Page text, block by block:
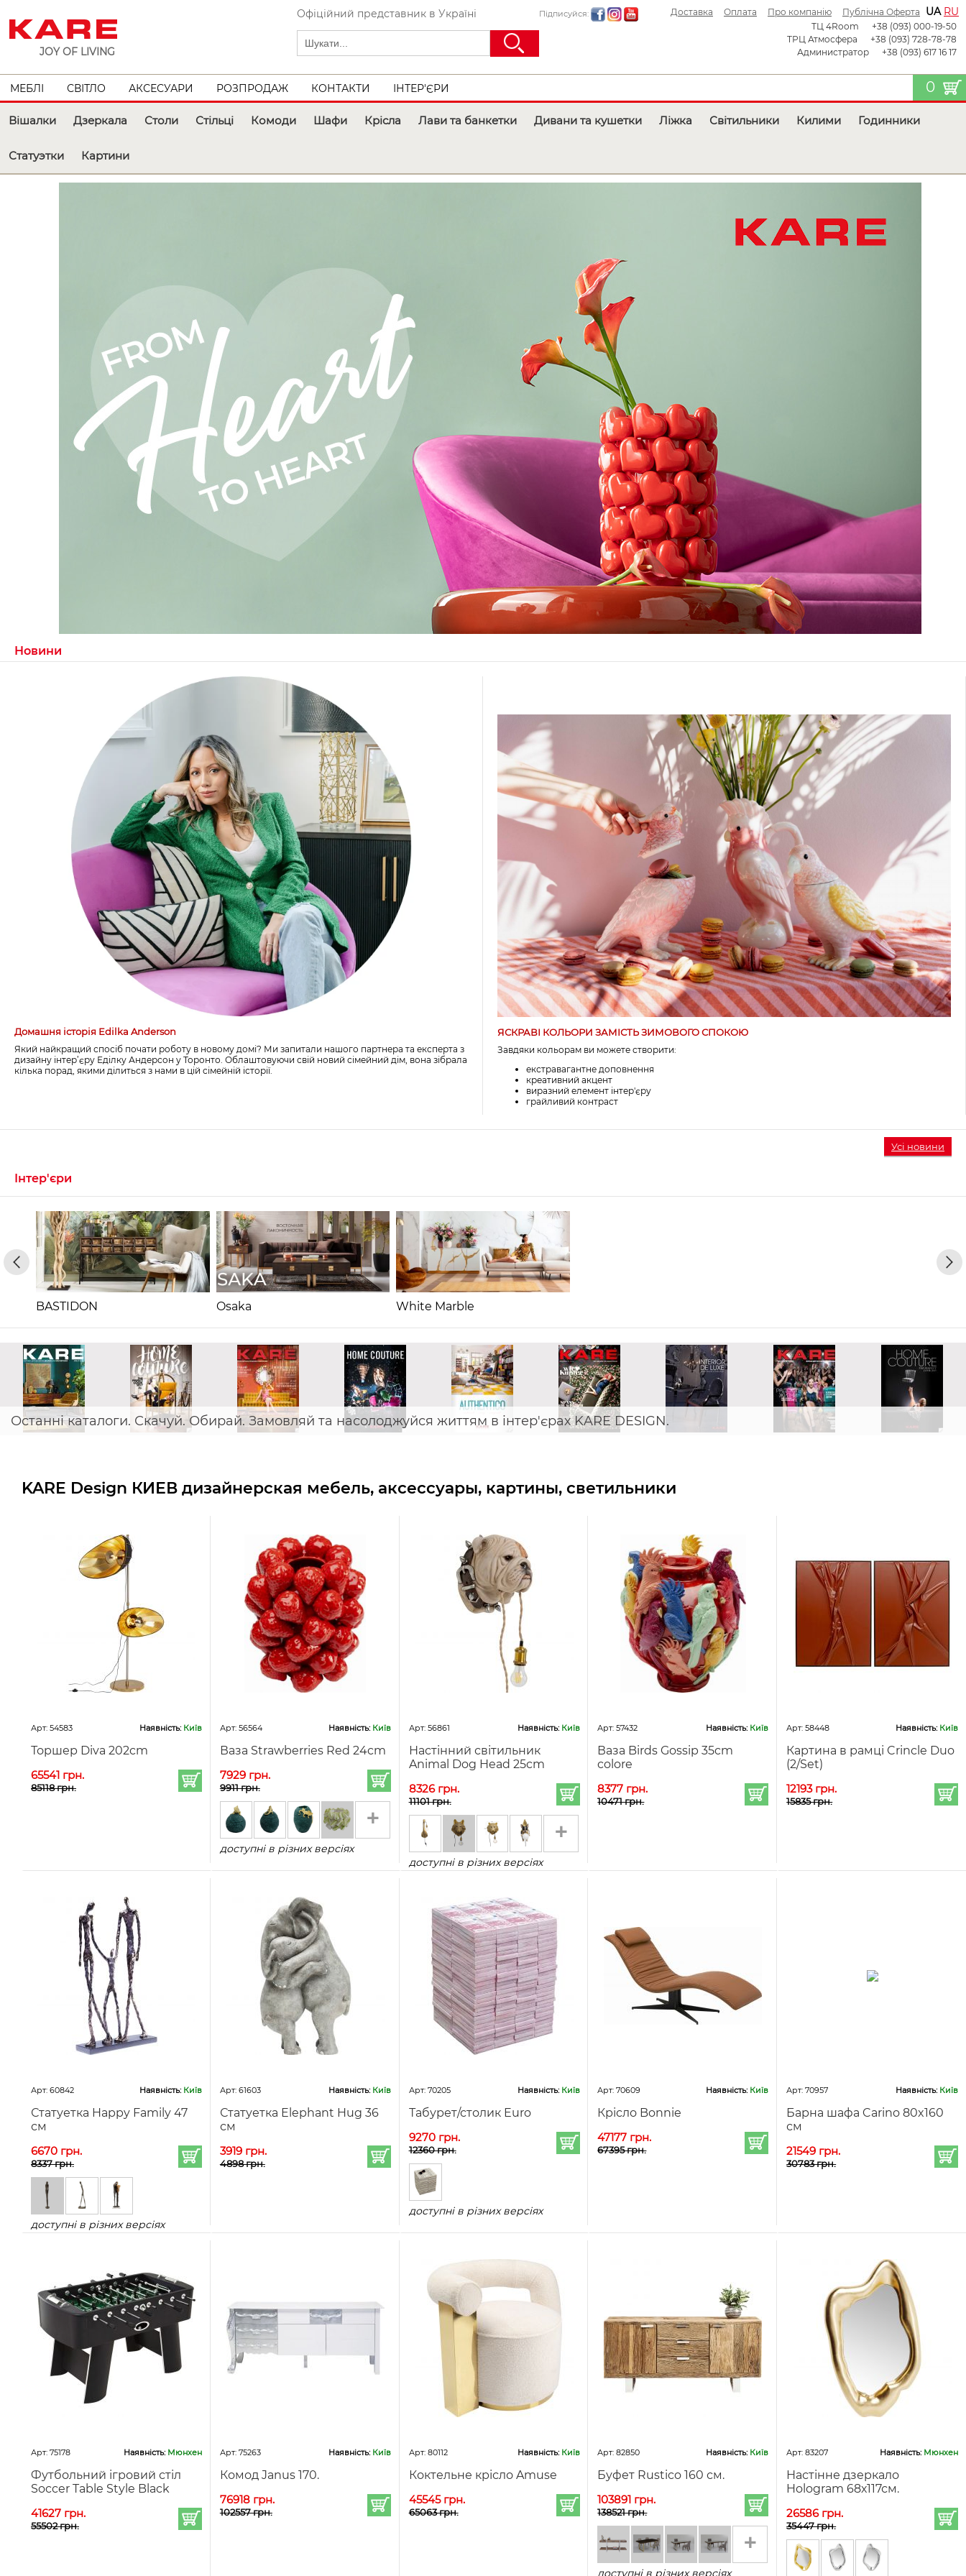
JOY OF LIVING
Підписуйся:
Офіційний представник в Україні Доставка Оплата Про компанію Публічна Оферта UA RU
ТЦ 4Room
+38 (093) 000-19-50
ТРЦ Атмосфера
+38 (093) 728-78-78
Администратор
+38 (093) 617 16 17
МЕБЛІ СВІТЛО АКСЕСУАРИ РОЗПРОДАЖ КОНТАКТИ ІНТЕР'ЄРИ 0
Вішалки Дзеркала Столи Стільці Комоди Шафи Крісла Лави та банкетки Дивани та кушетки Ліжка Світильники Килими Годинники
Статуэтки Картини
Новини
Домашня історія Edilka Anderson
Який найкращий спосіб почати роботу в новому домі? Ми запитали нашого партнера та експерта з
дизайну інтер’єру Еділку Андерсон у Торонто. Облаштовуючи свій новий сімейний дім, вона зібрала
кілька порад, якими ділиться з нами в цій сімейній історії.
ЯСКРАВІ КОЛЬОРИ ЗАМІСТЬ ЗИМОВОГО СПОКОЮ
Завдяки кольорам ви можете створити:
екстравагантне доповнення
креативний акцент
виразний елемент інтер'єру
грайливий контраст
Усі новини
Інтер'єри
BASTIDON Osaka White Marble
Останні каталоги. Скачуй. Обирай. Замовляй та насолоджуйся життям в інтер'єрах KARE DESIGN.
KARE Design КИЕВ дизайнерская мебель, аксессуары, картины, светильники
Арт: 54583 Наявність:Київ
Торшер Diva 202cm
65541 грн.
85118 грн.
Арт: 56564 Наявність:Київ
Ваза Strawberries Red 24cm
7929 грн.
9911 грн.
+
доступні в різних версіях
Арт: 56861 Наявність:Київ
Настінний світильник
Animal Dog Head 25cm
8326 грн.
11101 грн.
+
доступні в різних версіях
Арт: 57432 Наявність:Київ
Ваза Birds Gossip 35cm
colore
8377 грн.
10471 грн.
Арт: 58448 Наявність:Київ
Картина в рамці Crincle Duo
(2/Set)
12193 грн.
15835 грн.
Арт: 60842 Наявність:Київ
Статуетка Happy Family 47
см
6670 грн.
8337 грн.
доступні в різних версіях
Арт: 61603 Наявність:Київ
Статуетка Elephant Hug 36
см
3919 грн.
4898 грн.
Арт: 70205 Наявність:Київ
Табурет/столик Euro
9270 грн.
12360 грн.
доступні в різних версіях
Арт: 70609 Наявність:Київ
Крісло Bonnie
47177 грн.
67395 грн.
Арт: 70957 Наявність:Київ
Барна шафа Carino 80x160
см
21549 грн.
30783 грн.
Арт: 75178 Наявність:Мюнхен
Футбольний ігровий стіл
Soccer Table Style Black
41627 грн.
55502 грн.
Арт: 75263 Наявність:Київ
Комод Janus 170.
76918 грн.
102557 грн.
Арт: 80112 Наявність:Київ
Коктельне крісло Amuse
45545 грн.
65063 грн.
Арт: 82850 Наявність:Київ
Буфет Rustico 160 см.
103891 грн.
138521 грн.
+
доступні в різних версіях
Арт: 83207 Наявність:Мюнхен
Настінне дзеркало
Hologram 68х117см.
26586 грн.
35447 грн.